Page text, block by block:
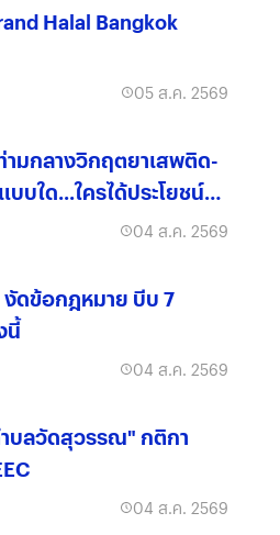
Halal Bangkok
05 ส.ค. 2569
ามกลางวิกฤตยาเสพติด-
บใด...ใครได้ประโยชน์
04 ส.ค. 2569
ดข้อกฎหมาย บีบ 7
นี้
04 ส.ค. 2569
บลวัดสุวรรณ" กติกา
04 ส.ค. 2569